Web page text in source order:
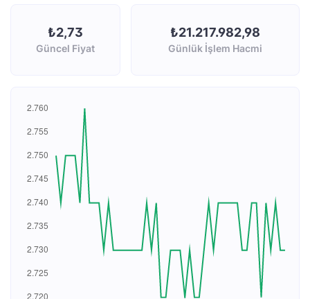
₺2,73
Güncel Fiyat
₺21.217.982,98
Günlük İşlem Hacmi